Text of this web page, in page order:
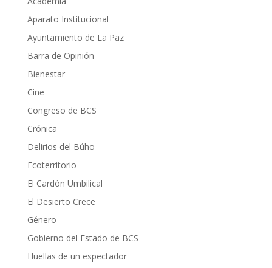
Aparato Institucional
Ayuntamiento de La Paz
Barra de Opinión
Bienestar
Cine
Congreso de BCS
Crónica
Delirios del Búho
Ecoterritorio
El Cardón Umbilical
El Desierto Crece
Género
Gobierno del Estado de BCS
Huellas de un espectador